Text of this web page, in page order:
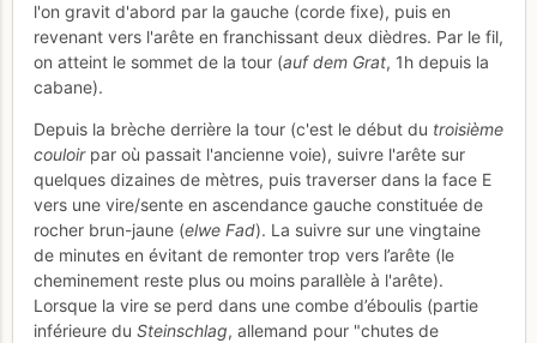
l'on gravit d'abord par la gauche (corde fixe), puis en
revenant vers l'arête en franchissant deux dièdres. Par le fil,
on atteint le sommet de la tour (auf dem Grat, 1h depuis la
cabane).
Depuis la brèche derrière la tour (c'est le début du troisième
couloirpar où passait l'ancienne voie), suivre l'arête sur
quelques dizaines de mètres, puis traverser dans la face E
vers une vire/sente en ascendance gauche constituée de
rocher brun-jaune (elwe Fad). La suivre sur une vingtaine
de minutes en évitant de remonter trop vers l’arête (le
cheminement reste plus ou moins parallèle à l'arête).
Lorsque la vire se perd dans une combe d’éboulis (partie
inférieure du Steinschlag, allemand pour "chutes de